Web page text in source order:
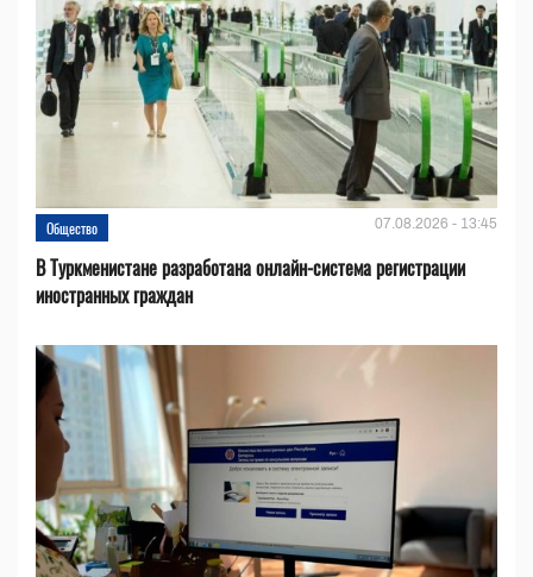
Общество 07.08.2026 - 13:45
В Туркменистане разработана онлайн-система регистрации
иностранных граждан